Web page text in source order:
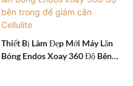
Thiết Bị Làm Đẹp Mới Máy Lăn
Bóng Endos Xoay 360 Độ Bên